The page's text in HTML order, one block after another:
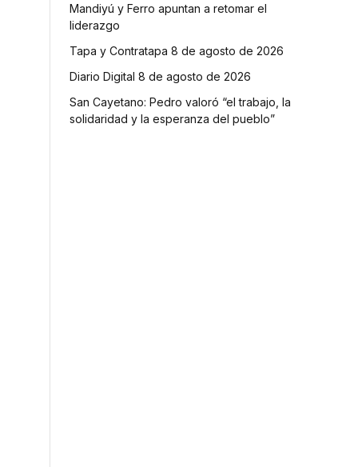
Mandiyú y Ferro apuntan a retomar el
liderazgo
Tapa y Contratapa 8 de agosto de 2026
Diario Digital 8 de agosto de 2026
San Cayetano: Pedro valoró “el trabajo, la
solidaridad y la esperanza del pueblo”